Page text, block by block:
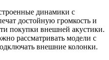
динамики с
достойную громкость и
покупки внешней акустики.
рассматривать модели с
внешние колонки.